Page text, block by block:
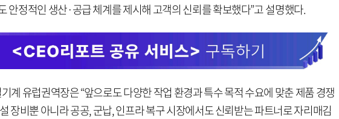
안정적인 생산·공급 체계를 제시해 고객의 신뢰를 확보했다”고 설명했다.
계 유럽권역장은 “앞으로도 다양한 작업 환경과 특수 목적 수요에 맞춘 제품 경쟁
장비뿐 아니라 공공, 군납, 인프라 복구 시장에서도 신뢰받는 파트너로 자리매김